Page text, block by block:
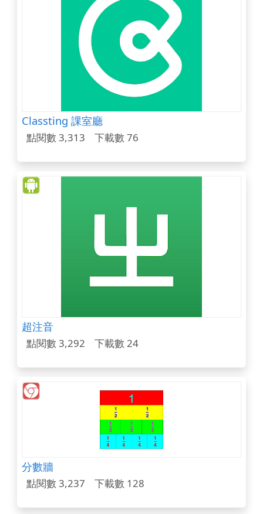
Classting 課室廳
點閱數 3,313 下載數 76
超注音
點閱數 3,292 下載數 24
分數牆
點閱數 3,237 下載數 128